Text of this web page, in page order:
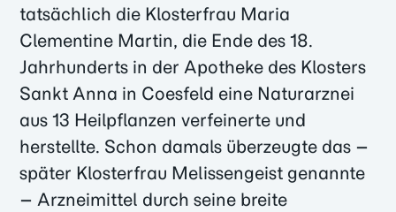
tatsächlich die Klosterfrau Maria
Clementine Martin, die Ende des 18.
Jahrhunderts in der Apotheke des Klosters
Sankt Anna in Coesfeld eine Naturarznei
aus 13 Heilpflanzen verfeinerte und
herstellte. Schon damals überzeugte das –
später Klosterfrau Melissengeist genannte
– Arzneimittel durch seine breite